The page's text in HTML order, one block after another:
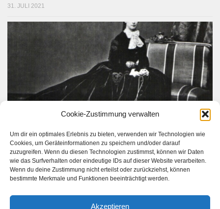
Cookie-Zustimmung verwalten
Um dir ein optimales Erlebnis zu bieten, verwenden wir Technologien wie
Cookies, um Geräteinformationen zu speichern und/oder darauf
zuzugreifen. Wenn du diesen Technologien zustimmst, können wir Daten
wie das Surfverhalten oder eindeutige IDs auf dieser Website verarbeiten.
Wenn du deine Zustimmung nicht erteilst oder zurückziehst, können
bestimmte Merkmale und Funktionen beeinträchtigt werden.
Akzeptieren
31. JULI 2021
3. FEBRUAR 1891